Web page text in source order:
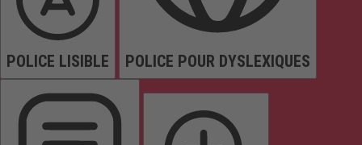
POLICE LISIBLE POLICE POUR DYSLEXIQUES